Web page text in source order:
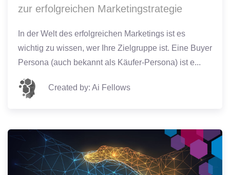
zur erfolgreichen Marketingstrategie
In der Welt des erfolgreichen Marketings ist es
wichtig zu wissen, wer Ihre Zielgruppe ist. Eine Buyer
Persona (auch bekannt als Käufer-Persona) ist e...
Created by: Ai Fellows